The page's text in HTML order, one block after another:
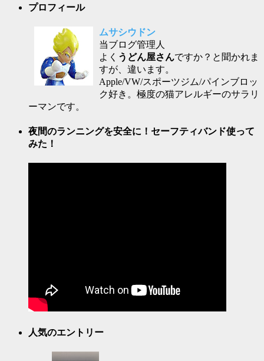
プロフィール
ムサシウドン
当ブログ管理人
よく うどん屋さんですか？と聞かれま
すが、違います。
Apple/VW/スポーツジム/パインブロッ
ク好き。極度の猫アレルギーのサラリ
ーマンです。
夜間のランニングを安全に！セーフティバンド使って
みた！
人気のエントリー